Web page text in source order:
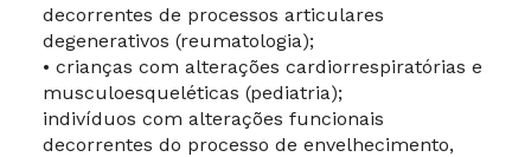
decorrentes de processos articulares
degenerativos (reumatologia);
• crianças com alterações cardiorrespiratórias e
musculoesqueléticas (pediatria);
indivíduos com alterações funcionais
decorrentes do processo de envelhecimento,